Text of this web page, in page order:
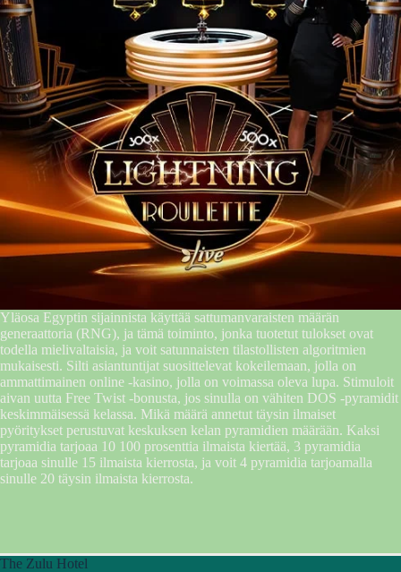
Yläosa Egyptin sijainnista käyttää sattumanvaraisten määrän
generaattoria (RNG), ja tämä toiminto, jonka tuotetut tulokset ovat
todella mielivaltaisia, ja voit satunnaisten tilastollisten algoritmien
mukaisesti. Silti asiantuntijat suosittelevat kokeilemaan, jolla on
ammattimainen online -kasino, jolla on voimassa oleva lupa. Stimuloit
aivan uutta Free Twist -bonusta, jos sinulla on vähiten DOS -pyramidit
keskimmäisessä kelassa. Mikä määrä annetut täysin ilmaiset
pyöritykset perustuvat keskuksen kelan pyramidien määrään. Kaksi
pyramidia tarjoaa 10 100 prosenttia ilmaista kiertää, 3 pyramidia
tarjoaa sinulle 15 ilmaista kierrosta, ja voit 4 pyramidia tarjoamalla
sinulle 20 täysin ilmaista kierrosta.
The Zulu Hotel